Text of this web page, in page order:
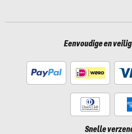
Eenvoudige en
Snelle